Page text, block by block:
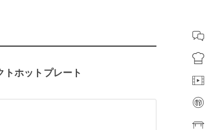
トホットプレート